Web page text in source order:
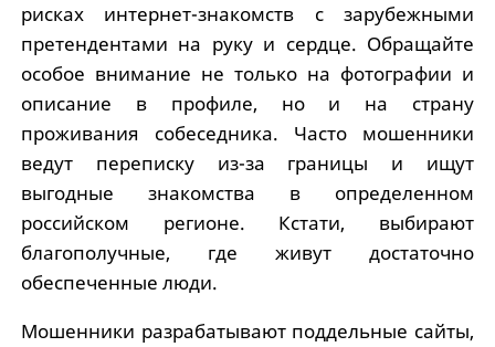
рисках интернет-знакомств с зарубежными
претендентами на руку и сердце. Обращайте
особое внимание не только на фотографии и
описание в профиле, но и на страну
проживания собеседника. Часто мошенники
ведут переписку из-за границы и ищут
выгодные знакомства в определенном
российском регионе. Кстати, выбирают
благополучные, где живут достаточно
обеспеченные люди.
Мошенники разрабатывают поддельные сайты,